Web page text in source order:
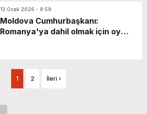
13 Ocak 2026 - 9:59
Moldova Cumhurbaşkanı:
Romanya'ya dahil olmak için oy
1 2 İleri ›